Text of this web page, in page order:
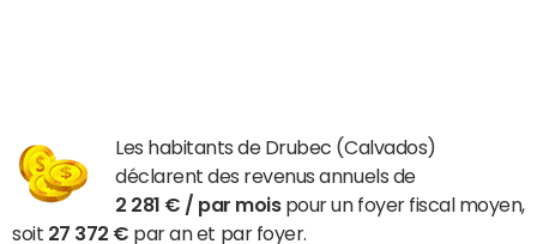
Les habitants de Drubec (Calvados)
déclarent des revenus annuels de
2 281 € / par moispour un foyer fiscal moyen,
soit 27 372 € par an et par foyer.